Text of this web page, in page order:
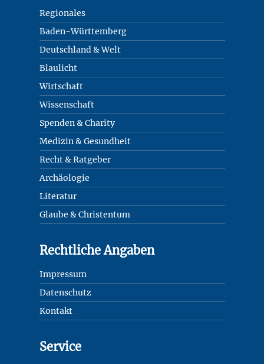
Regionales
Baden-Württemberg
Deutschland & Welt
Blaulicht
Wirtschaft
Wissenschaft
Spenden & Charity
Medizin & Gesundheit
Recht & Ratgeber
Archäologie
Literatur
Glaube & Christentum
Rechtliche Angaben
Impressum
Datenschutz
Kontakt
Service